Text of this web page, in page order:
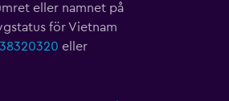
eller namnet på
för Vietnam
eller